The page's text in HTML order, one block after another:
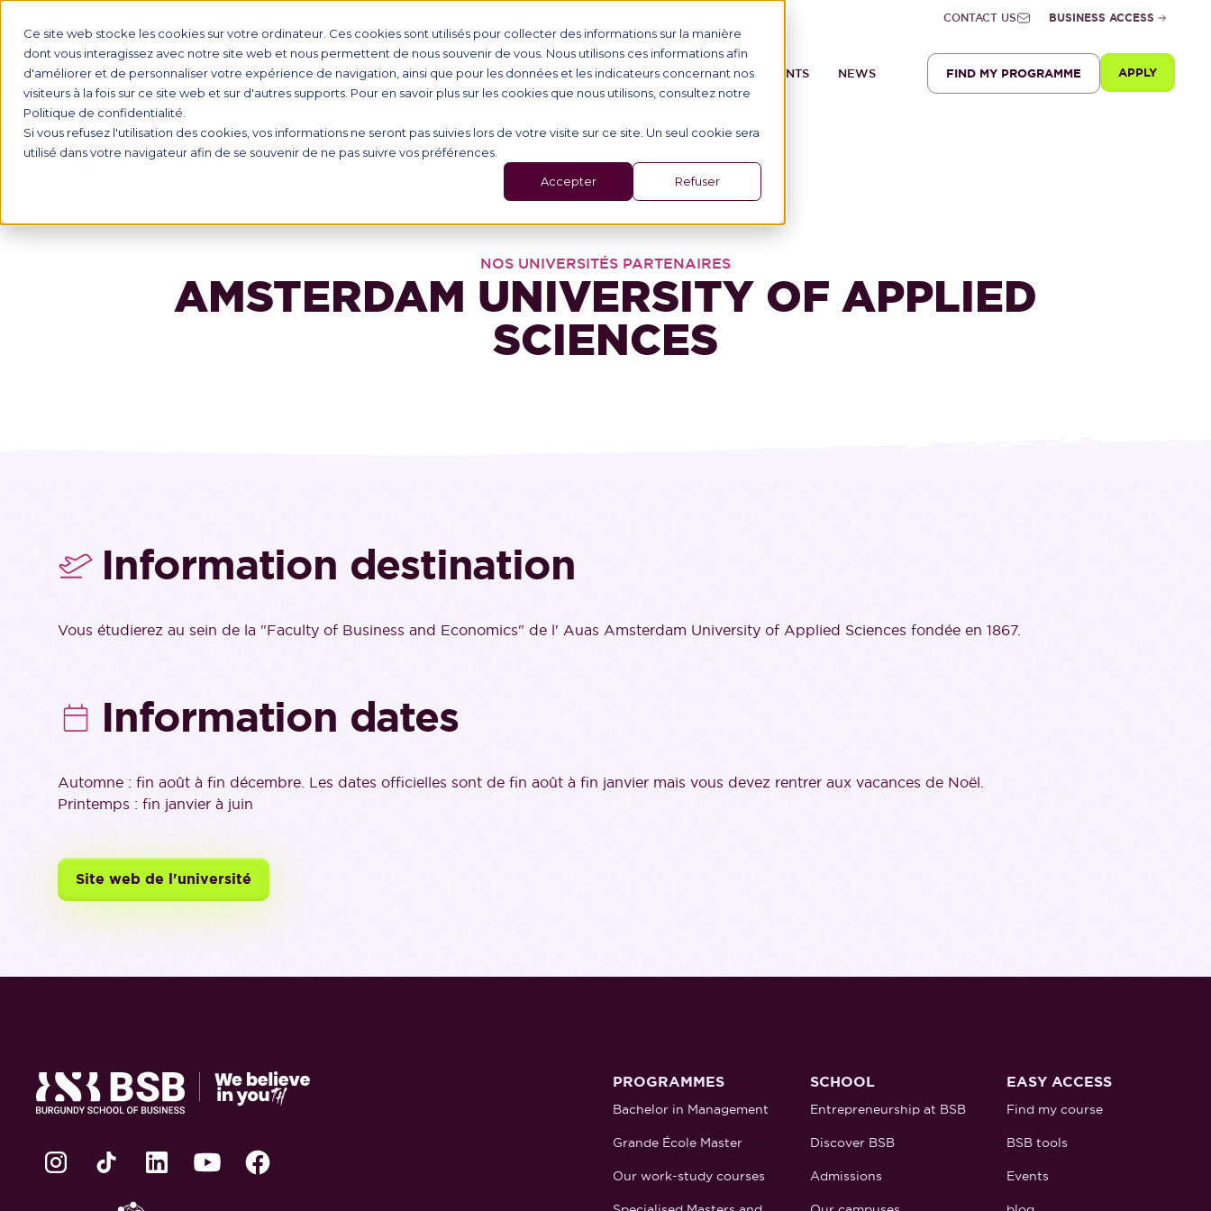
Ce site web stocke les cookies sur votre ordinateur. Ces cookies sont utilisés pour collecter des informations sur la manière
dont vous interagissez avec notre site web et nous permettent de nous souvenir de vous. Nous utilisons ces informations afin
d'améliorer et de personnaliser votre expérience de navigation, ainsi que pour les données et les indicateurs concernant nos
visiteurs à la fois sur ce site web et sur d'autres supports. Pour en savoir plus sur les cookies que nous utilisons, consultez notre
Politique de confidentialité.
Si vous refusez l'utilisation des cookies, vos informations ne seront pas suivies lors de votre visite sur ce site. Un seul cookie sera
utilisé dans votre navigateur afin de se souvenir de ne pas suivre vos préférences.
Accepter Refuser
CONTACT US BUSINESS ACCESS
INTERNATIONAL STUDENTS PROGRAMME SCHOOL EVENTS NEWS FIND MY PROGRAMME APPLY
Tous nos partenaires
NOS UNIVERSITÉS PARTENAIRES
AMSTERDAM UNIVERSITY OF APPLIED
SCIENCES
Information destination
Vous étudierez au sein de la "Faculty of Business and Economics" de l' Auas Amsterdam University of Applied Sciences fondée en 1867.
Information dates
Automne : fin août à fin décembre. Les dates officielles sont de fin août à fin janvier mais vous devez rentrer aux vacances de Noël.
Printemps : fin janvier à juin
Site web de l'université
PROGRAMMES
Bachelor in Management
Grande École Master
Our work-study courses
SCHOOL
Entrepreneurship at BSB
Discover BSB
Admissions
EASY ACCESS
Find my course
BSB tools
Events